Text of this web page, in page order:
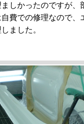
しかったのですが、
費での修理なので、
ました。